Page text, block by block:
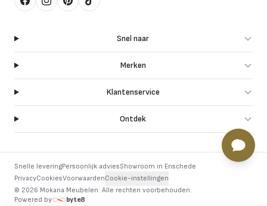
FacebookInstagram
Pinterest
TikTok
Snel naar
Merken
Klantenservice
Ontdek
Snelle leveringPersoonlijk adviesShowroom in Enschede
PrivacyCookiesVoorwaardenCookie-instellingen
© 2026 Mokana Meubelen. Alle rechten voorbehouden.
Powered by
byte8